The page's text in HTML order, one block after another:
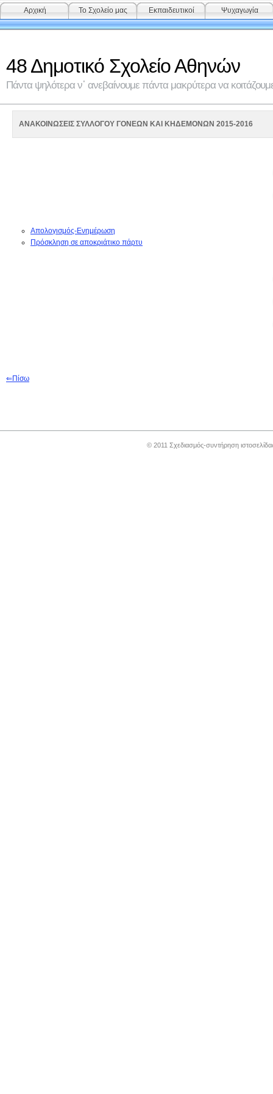
Αρχική Το Σχολείο μας Εκπαιδευτικοί Ψυχαγωγία
48 Δημοτικό Σχολείο Αθηνών
Πάντα ψηλότερα ν᾽ ανεβαίνουμε πάντα μακρύτερα να
ΑΝΑΚΟΙΝΩΣΕΙΣ ΣΥΛΛΟΓΟΥ ΓΟΝΕΩΝ ΚΑΙ ΚΗΔΕΜΟΝΩN 2015-2016
Απολογισμός-Ενημέρωση
Πρόσκληση σε αποκριάτικο πάρτυ
⇐Πίσω
© 2011 Σχεδιασμός-συντήρηση